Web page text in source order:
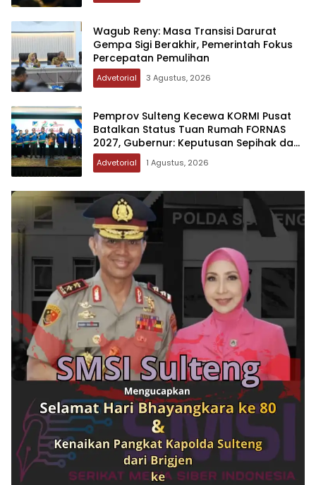
Wagub Reny: Masa Transisi Darurat
Gempa Sigi Berakhir, Pemerintah Fokus
Percepatan Pemulihan
Advetorial 3 Agustus, 2026
Pemprov Sulteng Kecewa KORMI Pusat
Batalkan Status Tuan Rumah FORNAS
2027, Gubernur: Keputusan Sepihak dan
Tanpa Koordinasi
Advetorial 1 Agustus, 2026